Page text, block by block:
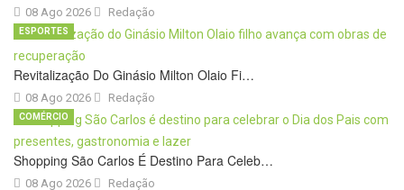
08 Ago 2026 Redação
Revitalização Do Ginásio Milton Olaio Fi…
08 Ago 2026
ESPORTES
Redação
Shopping São Carlos É Destino Para Celeb…
08 Ago 2026
COMÉRCIO
Redação